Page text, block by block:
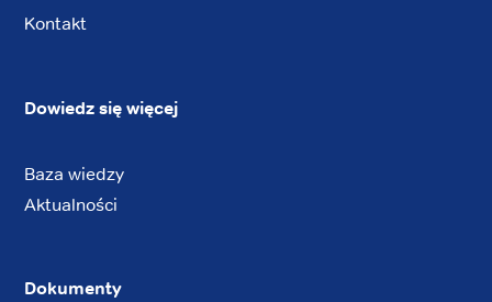
Kontakt
Dowiedz się więcej
Baza wiedzy
Aktualności
Dokumenty